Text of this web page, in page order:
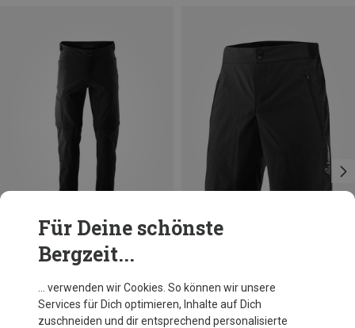
Du sparst bis 34%
Löffler
145,80 €
XXL
Für Deine schönste
Bergzeit...
… verwenden wir Cookies. So können wir unsere
Services für Dich optimieren, Inhalte auf Dich
zuschneiden und dir entsprechend personalisierte